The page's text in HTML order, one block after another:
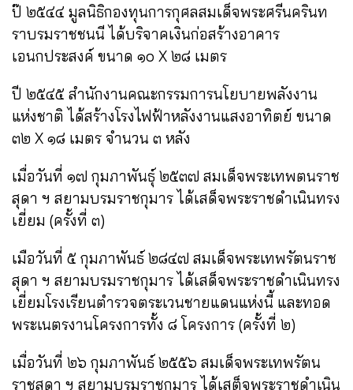
ป๊ ๒๕๔๔ มูลนิธิกองทุนการกุศลสมเด็จพระศรีนครินท
ราบรมราชชนนี ได้บริจาคเงินก่อสร้างอาคาร
เอนกประสงค์ ขนาด ๑๐ X ๒๘ เมตร
ปี ๒๕๔๕ สำนักงานคณะกรรมการนโยบายพลังงาน
แห่งชาติ ได้สร้างโรงไฟฟ้าหลังงานแสงอาทิตย์ ขนาด
๓๒ X ๑๘ เมตร จำนวน ๓ หลัง
เมื่อวันที่ ๑๗ กุมภาพันธุ์ ๒๕๓๗ สมเด็จพระเทพตนราช
สุดา ฯ สยามบรมราชกุมาร ได้เสด็จพระราชดำเนินทรง
เยี่ยม (ครั้งที่ ๓)
เมือวันที่ ๕ กุมภาพันธ์ ๒๘๔๗ สมเด็จพระเทพรัตนราช
สุดา ฯ สยามบรมราชกุมาร ได้เสด็จพระราชดำเนินทรง
เยี่ยมโรงเรียนตำรวจตระเวนชายแดนแห่งนี้ และทอด
พระเนตรงานโครงการทั้ง ๘ โครงการ (ครั้งที่ ๒)
เมื่อวันที่ ๒๖ กุมภาพันธ์ ๒๕๕๖ สมเด็จพระเทพรัตน
ราชสุดา ฯ สยามบรมราชกุมาร ได้เสต็จพระราชดำเนิน